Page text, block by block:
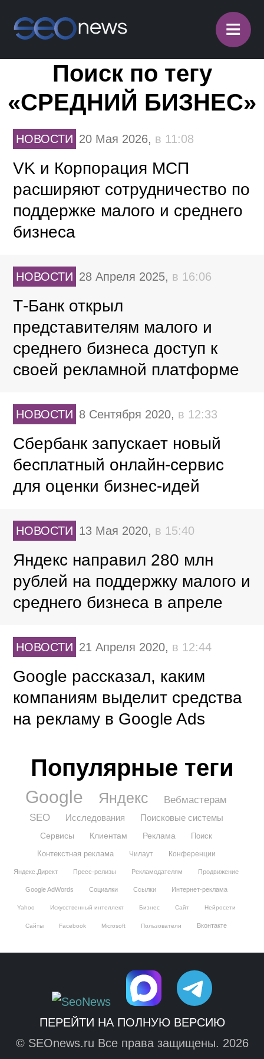
≡
Поиск по тегу
«СРЕДНИЙ БИЗНЕС»
НОВОСТИ 20 Мая 2026, в 11:08
VK и Корпорация МСП
расширяют сотрудничество по
поддержке малого и среднего
бизнеса
НОВОСТИ 28 Апреля 2025, в 16:06
Т-Банк открыл
представителям малого и
среднего бизнеса доступ к
своей рекламной платформе
НОВОСТИ 8 Сентября 2020, в 12:33
Сбербанк запускает новый
бесплатный онлайн-сервис
для оценки бизнес-идей
НОВОСТИ 13 Мая 2020, в 15:40
Яндекс направил 280 млн
рублей на поддержку малого и
среднего бизнеса в апреле
НОВОСТИ 21 Апреля 2020, в 12:44
Google рассказал, каким
компаниям выделит средства
на рекламу в Google Ads
Популярные теги
Google Яндекс
Вебмастерам
SEO
Исследования Поисковые системы
Сервисы Клиентам Реклама
Поиск
Контекстная реклама
Чилаут Конференции
Яндекс.Директ Пресс-релизы Рекламодателям Продвижение
Google AdWords Социалки Ссылки Интернет-реклама
Yahoo Искусственный интеллект Бизнес Сайт Нейросети
Сайты Facebook Microsoft Пользователи Вконтакте
ПЕРЕЙТИ НА ПОЛНУЮ ВЕРСИЮ
© SEOnews.ru Все права защищены. 2026